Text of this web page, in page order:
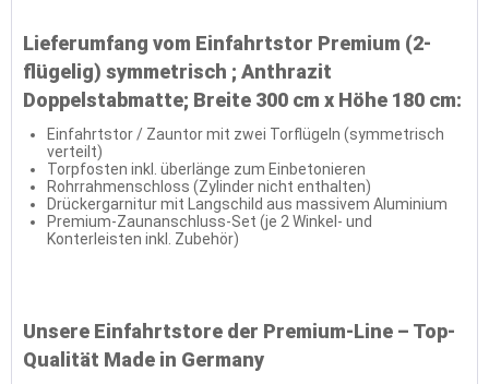
Lieferumfang vom Einfahrtstor Premium (2-
flügelig) symmetrisch ; Anthrazit
Doppelstabmatte; Breite 300 cm x Höhe 180 cm:
Einfahrtstor / Zauntor mit zwei Torflügeln (symmetrisch
verteilt)
Torpfosten inkl. überlänge zum Einbetonieren
Rohrrahmenschloss (Zylinder nicht enthalten)
Drückergarnitur mit Langschild aus massivem Aluminium
Premium-Zaunanschluss-Set (je 2 Winkel- und
Konterleisten inkl. Zubehör)
Unsere Einfahrtstore der Premium-Line – Top-
Qualität Made in Germany